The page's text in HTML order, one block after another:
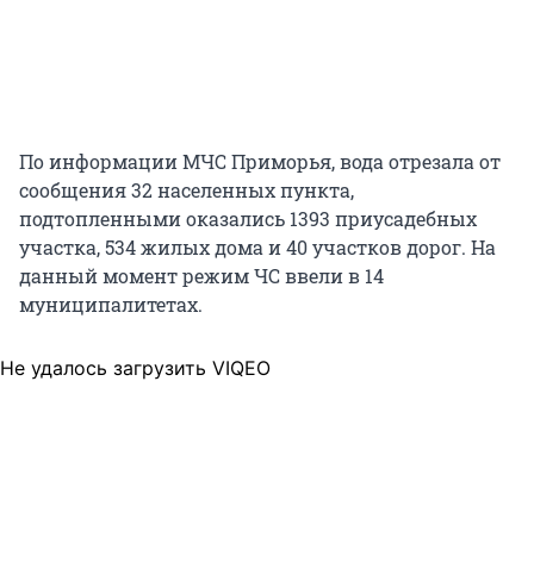
По информации МЧС Приморья, вода отрезала от
сообщения 32 населенных пункта,
подтопленными оказались 1393 приусадебных
участка, 534 жилых дома и 40 участков дорог. На
данный момент режим ЧС ввели в 14
муниципалитетах.
Не удалось загрузить VIQEO